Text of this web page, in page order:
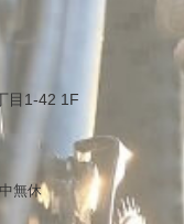
目1-42 1F
無休